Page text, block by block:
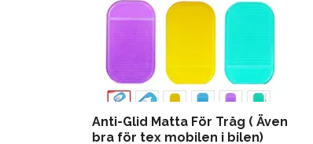
Anti-Glid Matta För Tråg ( Även
bra för tex mobilen i bilen)